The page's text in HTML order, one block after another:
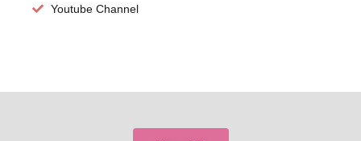
Youtube Channel